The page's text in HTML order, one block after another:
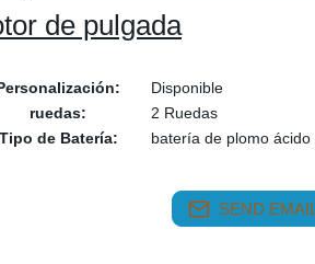
de pulgada
Disponible
ruedas:
2 Ruedas
Tipo de Batería:
batería de plomo ácido
SEND